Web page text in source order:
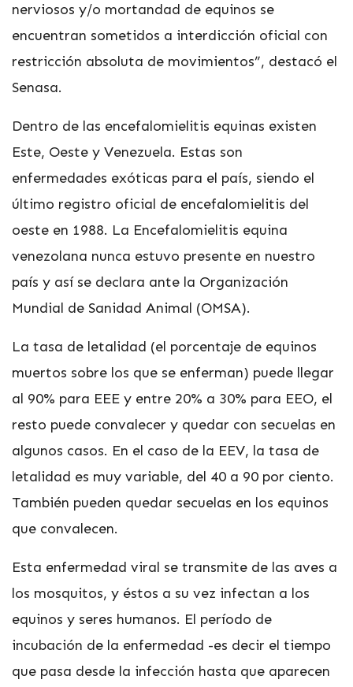
nerviosos y/o mortandad de equinos se
encuentran sometidos a interdicción oficial con
restricción absoluta de movimientos”, destacó el
Senasa.
Dentro de las encefalomielitis equinas existen
Este, Oeste y Venezuela. Estas son
enfermedades exóticas para el país, siendo el
último registro oficial de encefalomielitis del
oeste en 1988. La Encefalomielitis equina
venezolana nunca estuvo presente en nuestro
país y así se declara ante la Organización
Mundial de Sanidad Animal (OMSA).
La tasa de letalidad (el porcentaje de equinos
muertos sobre los que se enferman) puede llegar
al 90% para EEE y entre 20% a 30% para EEO, el
resto puede convalecer y quedar con secuelas en
algunos casos. En el caso de la EEV, la tasa de
letalidad es muy variable, del 40 a 90 por ciento.
También pueden quedar secuelas en los equinos
que convalecen.
Esta enfermedad viral se transmite de las aves a
los mosquitos, y éstos a su vez infectan a los
equinos y seres humanos. El período de
incubación de la enfermedad -es decir el tiempo
que pasa desde la infección hasta que aparecen